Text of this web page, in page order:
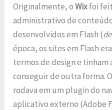
Originalmente, oWixfoi
administrativo de
desenvolvidos em Flash (
época, os sites em Flash
termos de design e tinham
conseguir de outra forma.
rodava em um plugin do
aplicativo externo (Adobe